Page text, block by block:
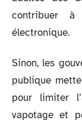
contribuer
électronique.
Sinon, les
publique
pour limiter
vapotage et